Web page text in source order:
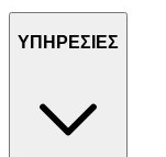
ΥΠΗΡΕΣΙΕΣ